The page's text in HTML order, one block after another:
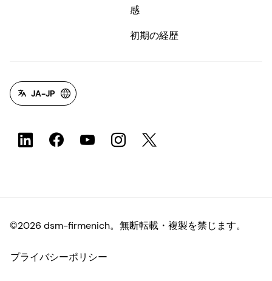
感
初期の経歴
JA-JP
©2026 dsm-firmenich。無断転載・複製を禁じます。
プライバシーポリシー